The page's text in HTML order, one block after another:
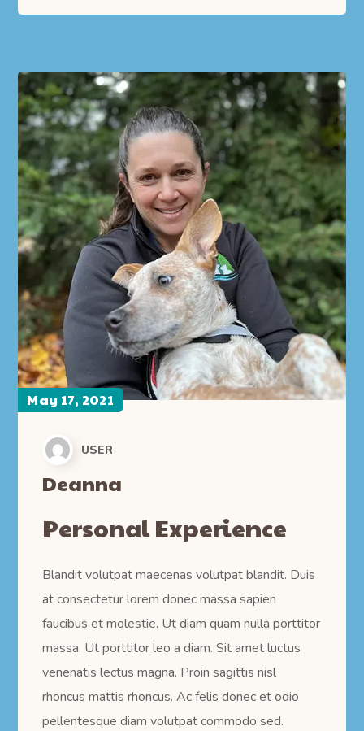
May 17, 2021
USER
Deanna
Personal Experience
Blandit volutpat maecenas volutpat blandit. Duis
at consectetur lorem donec massa sapien
faucibus et molestie. Ut diam quam nulla porttitor
massa. Ut porttitor leo a diam. Sit amet luctus
venenatis lectus magna. Proin sagittis nisl
rhoncus mattis rhoncus. Ac felis donec et odio
pellentesque diam volutpat commodo sed.